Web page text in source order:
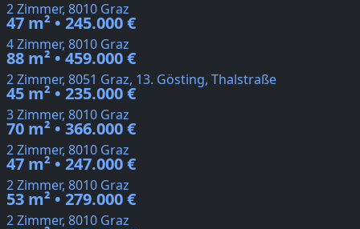
2 Zimmer, 8010 Graz
47 m² • 245.000 €
4 Zimmer, 8010 Graz
88 m² • 459.000 €
2 Zimmer, 8051 Graz, 13. Gösting, Thalstraße
45 m² • 235.000 €
3 Zimmer, 8010 Graz
70 m² • 366.000 €
2 Zimmer, 8010 Graz
47 m² • 247.000 €
2 Zimmer, 8010 Graz
53 m² • 279.000 €
2 Zimmer, 8010 Graz